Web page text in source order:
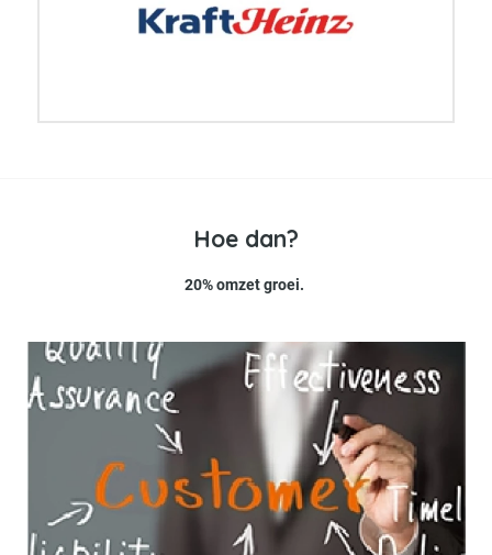
Hoe dan?
20% omzet groei.